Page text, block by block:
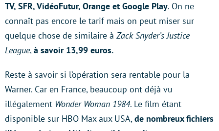
TV, SFR, VidéoFutur, Orange et Google Play. On ne
connaît pas encore le tarif mais on peut miser sur
quelque chose de similaire à Zack Snyder’s Justice
League,à savoir 13,99 euros.
Reste à savoir si l’opération sera rentable pour la
Warner. Car en France, beaucoup ont déjà vu
illégalement Wonder Woman 1984. Le film étant
disponible sur HBO Max aux USA,de nombreux fichiers